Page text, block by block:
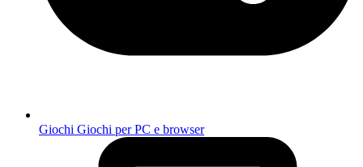
Giochi Giochi per PC e browser